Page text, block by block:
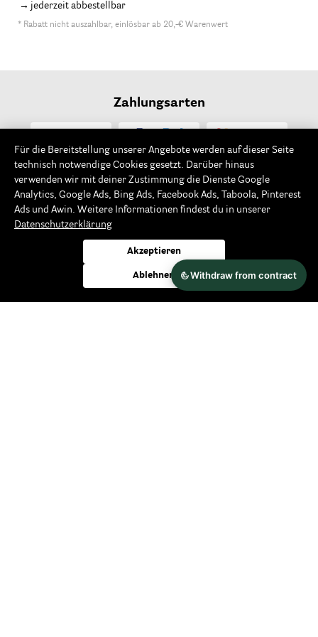
jederzeit abbestellbar
* Rabatt nicht auszahlbar, einlösbar ab 20,-€ Warenwert
Zahlungsarten
Versandarten
Wir versenden klimaneutral und bereits ab 49,-€
Für die Bereitstellung unserer Angebote werden auf dieser Seite
technisch notwendige Cookies gesetzt. Darüber hinaus
verwenden wir mit deiner Zustimmung die Dienste Google
Analytics, Google Ads, Bing Ads, Facebook Ads, Taboola, Pinterest
Ads und Awin. Weitere Informationen findest du in unserer
Datenschutzerklärung
Akzeptieren
Ablehnen